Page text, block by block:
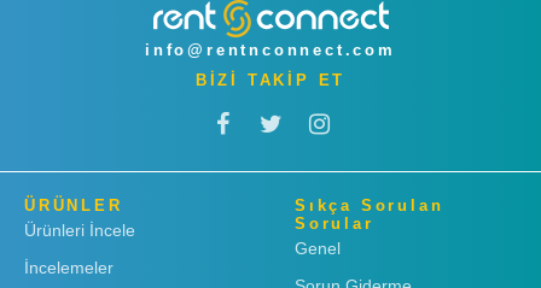
info@rentnconnect.com
BİZİ TAKİP ET
ÜRÜNLER
Ürünleri İncele
İncelemeler
Sıkça Sorulan
Sorular
Genel